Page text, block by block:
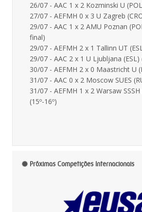
26/07 - AAC 1 x 2 Kozminski U
27/07 - AEFMH 0 x 3 U Zagreb
29/07 - AAC 1 x 2 AMU Poznan
final)
29/07 - AEFMH 2 x 1 Tallinn UT
29/07 - AAC 2 x 1 U Ljubljana (ESL)
30/07 - AEFMH 2 x 0 Maastricht U
31/07 - AAC 0 x 2 Moscow SUES
31/07 - AEFMH 1 x 2 Warsaw SSSH
(15º-16º)
Próximas Competições Internacionais